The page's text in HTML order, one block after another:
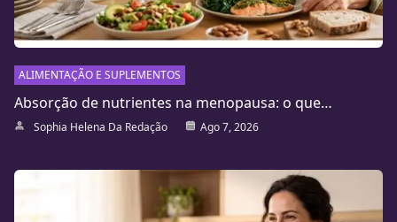
ALIMENTAÇÃO E SUPLEMENTOS
Absorção de nutrientes na menopausa: o que…
Sophia Helena Da Redação Ago 7, 2026